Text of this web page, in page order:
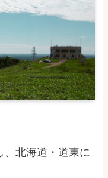
、北海道・道東に